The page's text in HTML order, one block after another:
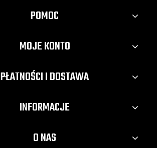
POMOC
MOJE KONTO
PŁATNOŚCI I DOSTAWA
INFORMACJE
O NAS